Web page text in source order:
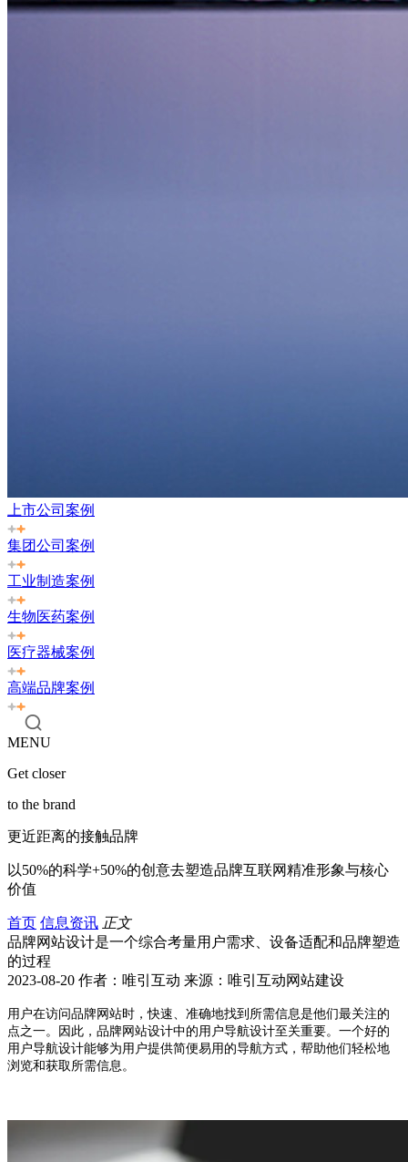
上市公司案例
集团公司案例
工业制造案例
生物医药案例
医疗器械案例
高端品牌案例
MENU
Get closer
to the brand
更近距离的接触品牌
以50%的科学+50%的创意去塑造品牌互联网精准形象与核心
价值
首页 信息资讯 正文
品牌网站设计是一个综合考量用户需求、设备适配和品牌塑造
的过程
2023-08-20 作者：唯引互动 来源：唯引互动网站建设
用户在访问品牌网站时，快速、准确地找到所需信息是他们最关注的
点之一。因此，品牌网站设计中的用户导航设计至关重要。一个好的
用户导航设计能够为用户提供简便易用的导航方式，帮助他们轻松地
浏览和获取所需信息。